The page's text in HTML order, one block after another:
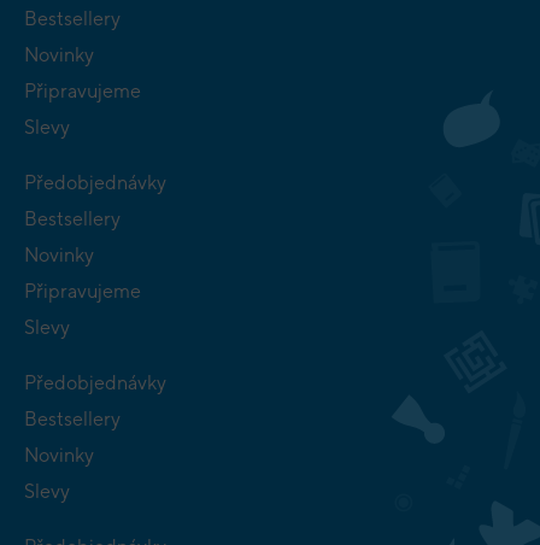
Bestsellery
Novinky
Připravujeme
Slevy
Předobjednávky
Bestsellery
Novinky
Připravujeme
Slevy
Předobjednávky
Bestsellery
Novinky
Slevy